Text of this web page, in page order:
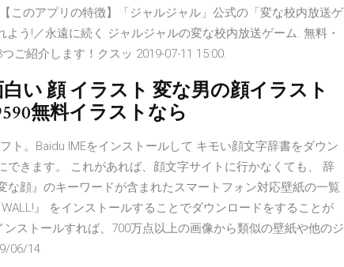
このアプリの特徴】「ジャルジャル」公式の「変な校内放送ゲ
う!／永遠に続く ジャルジャルの変な校内放送ゲーム. 無料・
ご紹介します！クスッ 2019-07-11 15:00.
い 顔 イラスト 変な男の顔イラスト
無料イラストなら
ト。Baidu IMEをインストールして キモい顔文字辞書をダウン
できます。 これがあれば、顔文字サイトに行かなくても、 辞
な顔』のキーワードが含まれたスマートフォン対応壁紙の一覧
』 をインストールすることでダウンロードをすることが
ストールすれば、700万点以上の画像から類似の壁紙や他のジ
06/14